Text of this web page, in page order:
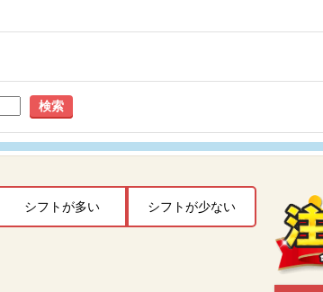
検索
シフトが多い シフトが少ない